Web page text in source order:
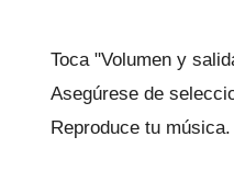
Toca "Volumen y
Asegúrese de
Reproduce tu música.